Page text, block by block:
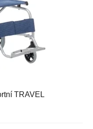
TRAVEL